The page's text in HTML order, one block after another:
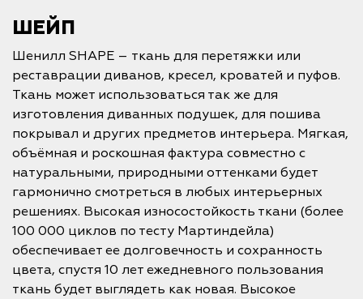
ШЕЙП
Шенилл SHAPE – ткань для перетяжки или
реставрации диванов, кресел, кроватей и пуфов.
Ткань может использоваться так же для
изготовления диванных подушек, для пошива
покрывал и других предметов интерьера. Мягкая,
объёмная и роскошная фактура совместно с
натуральными, природными оттенками будет
гармонично смотреться в любых интерьерных
решениях. Высокая износостойкость ткани (более
100 000 циклов по тесту Мартиндейла)
обеспечивает ее долговечность и сохранность
цвета, спустя 10 лет ежедневного пользования
ткань будет выглядеть как новая. Высокое